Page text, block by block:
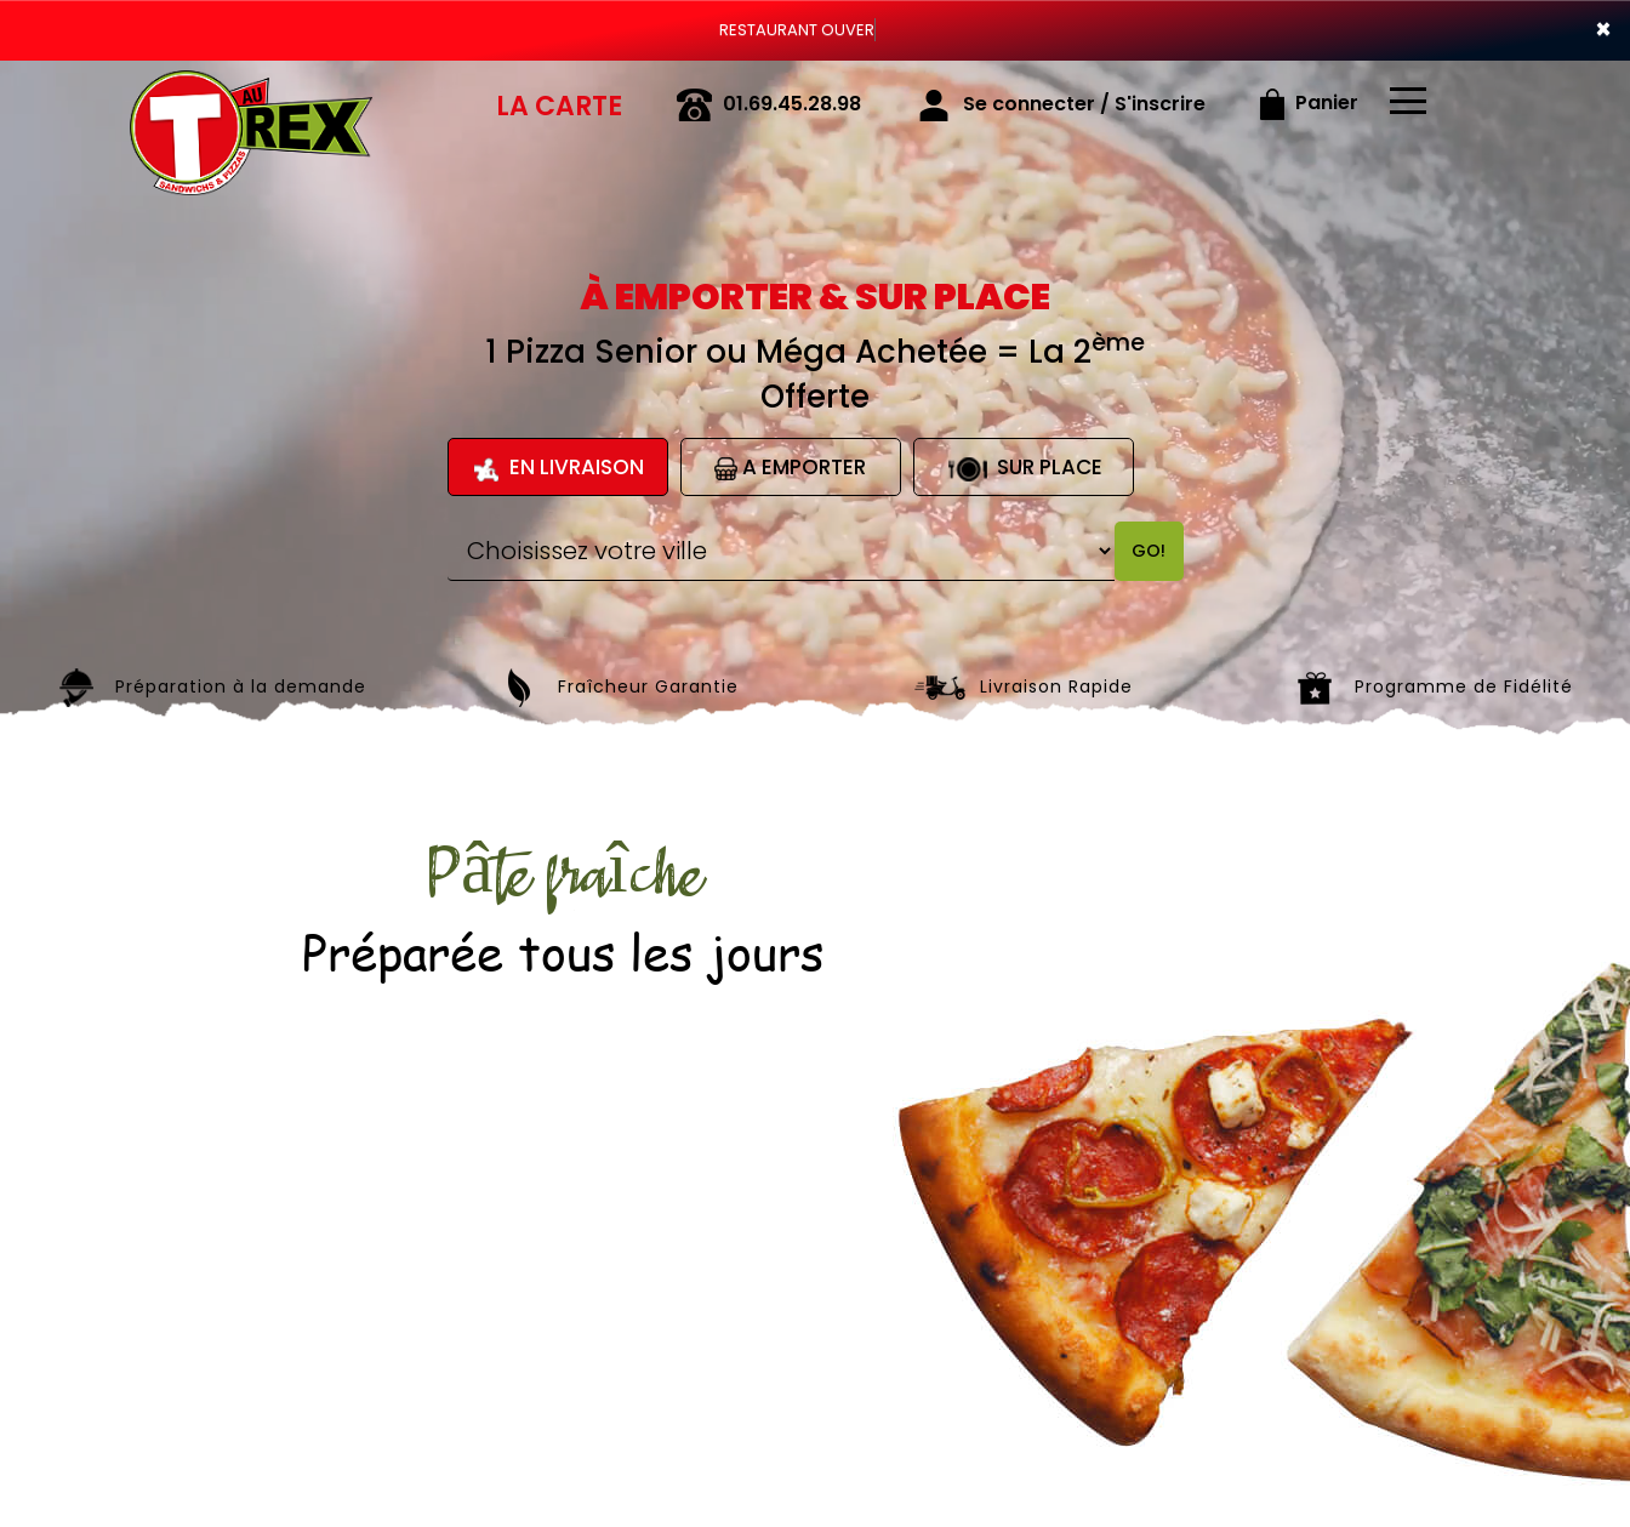
×
Vous pouvez com
LA CARTE 01.69.45.28.98 Se connecter / S'inscrire Panier
×
À EMPORTER & SUR PLACE
1 Pizza Senior ou Méga Achetée = La 2ème
Offerte
EN LIVRAISON A EMPORTER SUR PLACE
GO!
Préparation à la demande Fraîcheur Garantie Livraison Rapide Programme de Fidélité
Pâte fraîche
Préparée tous les jours